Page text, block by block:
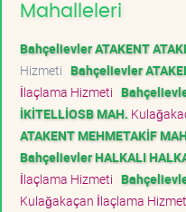
Mahalleleri
Bahçelievler ATAKENT
Hizmeti Bahçelievler
İlaçlama Hizmeti
İKİTELLİOSB MAH.
ATAKENT MEHMETAKİF
Bahçelievler HALKALI
İlaçlama Hizmeti
Kulağakaçan İlaçlama